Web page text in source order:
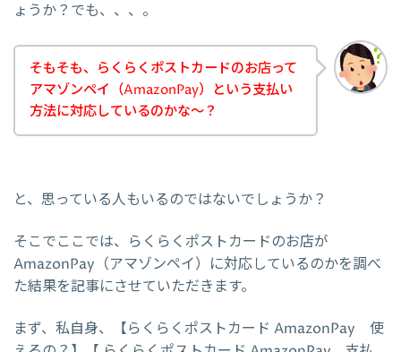
ょうか？でも、、、。
そもそも、らくらくポストカードのお店って
アマゾンペイ（AmazonPay）という支払い
方法に対応しているのかな～？
と、思っている人もいるのではないでしょうか？
そこでここでは、らくらくポストカードのお店が
AmazonPay（アマゾンペイ）に対応しているのかを調べ
た結果を記事にさせていただきます。
まず、私自身、【らくらくポストカード AmazonPay 使